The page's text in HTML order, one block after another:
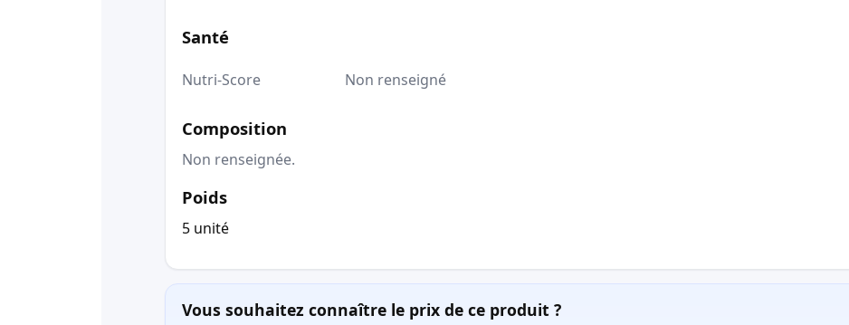
Santé
Nutri-Score Non renseigné
Composition
Non renseignée.
Poids
5 unité
Vous souhaitez connaître le prix de ce produit ?